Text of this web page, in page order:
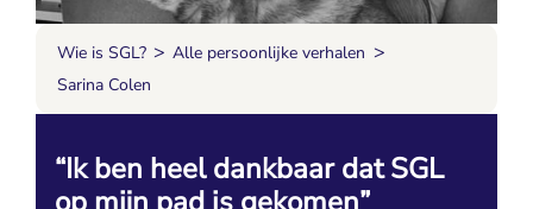
“Ik ben heel dankbaar dat SGL
Wie is SGL? > Alle persoonlijke verhalen >
Sarina Colen